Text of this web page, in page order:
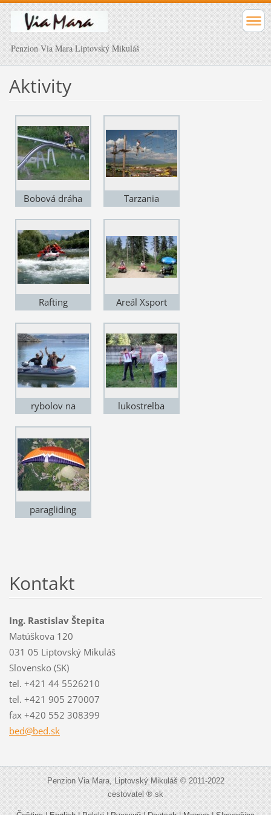
Penzion Via Mara Liptovský Mikuláš
Aktivity
Bobová dráha
Tarzania
Rafting Areál Xsport
rybolov na
lukostrelba
paragliding
Kontakt
Ing. Rastislav Štepita
Matúškova 120
031 05 Liptovský Mikuláš
Slovensko (SK)
tel. +421 44 5526210
tel. +421 905 270007
fax +420 552 308399
bed@bed.sk
Penzion Via Mara, Liptovský Mikuláš © 2011-2022
cestovatel ® sk